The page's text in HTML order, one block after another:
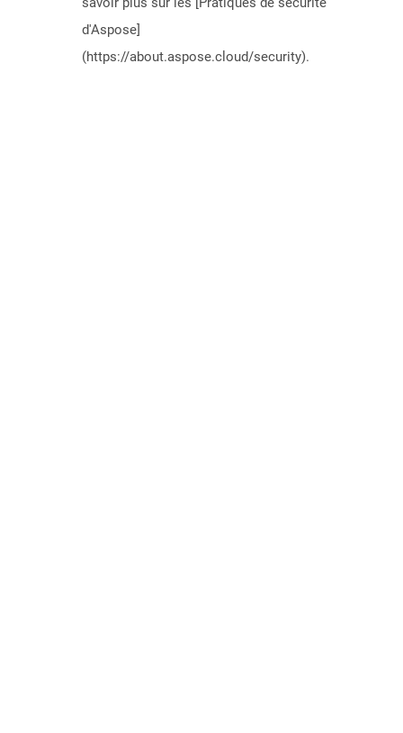
d'Aspose]
(https://about.aspose.cloud/security).